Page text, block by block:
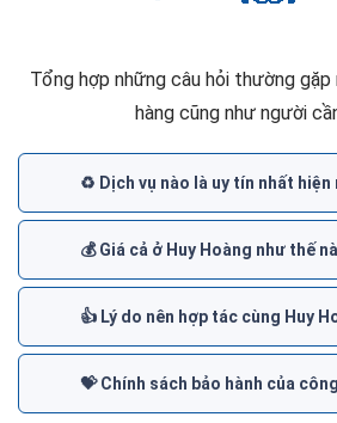
Tổng hợp những câu hỏi thường gặp
hàng cũng như người
♻️ Dịch vụ nào là uy tín nhất hiện
💰 Giá cả ở Huy Hoàng như thế
👍 Lý do nên hợp tác cùng Huy
💝 Chính sách bảo hành của